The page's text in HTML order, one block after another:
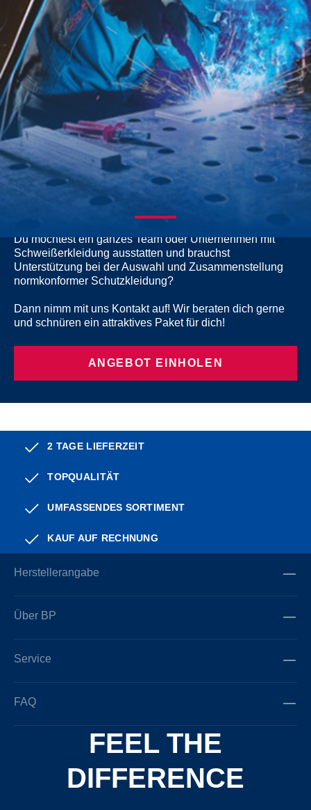
BP® SCHWEISSERKLEIDUNG
TEAMAUSSTATTUNG
ERWÜNSCHT?
Du möchtest ein ganzes Team oder Unternehmen mit
Schweißerkleidung ausstatten und brauchst
Unterstützung bei der Auswahl und Zusammenstellung
normkonformer Schutzkleidung?
Dann nimm mit uns Kontakt auf! Wir beraten dich gerne
und schnüren ein attraktives Paket für dich!
ANGEBOT EINHOLEN
2 TAGE LIEFERZEIT
TOPQUALITÄT
UMFASSENDES SORTIMENT
KAUF AUF RECHNUNG
Herstellerangabe
Über BP
Service
FAQ
FEEL THE
DIFFERENCE